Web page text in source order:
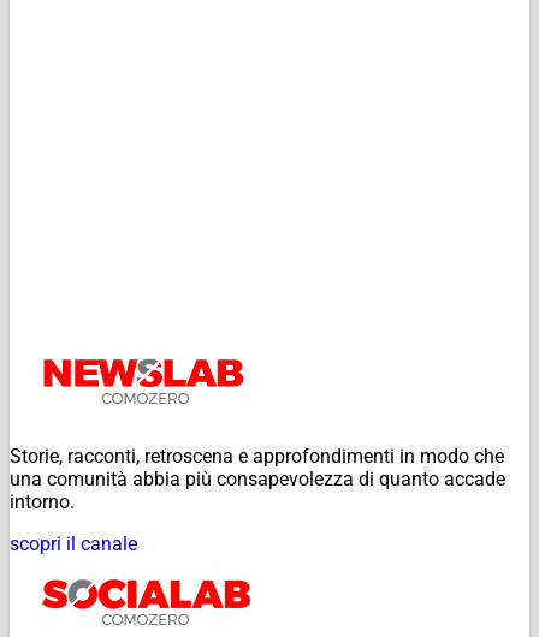
Storie, racconti, retroscena e approfondimenti in modo che
una comunità abbia più consapevolezza di quanto accade
intorno.
scopri il canale